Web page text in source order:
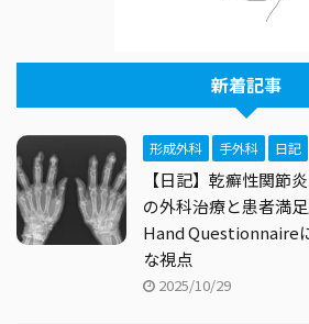
新着記事
形成外科 手外科 日記
【日記】乾癬性関節
の外科治療と患者満
Hand Questionnaire
な視点
2025/10/29